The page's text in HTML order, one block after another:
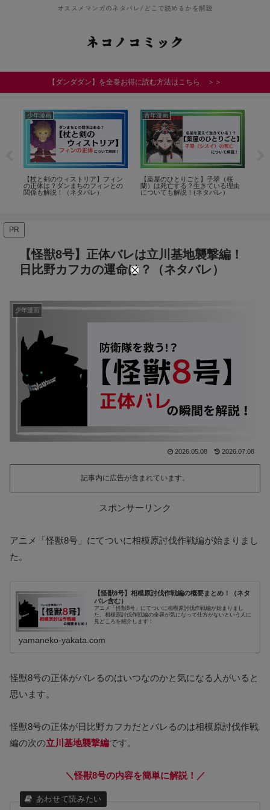
オススメマンガのネタバレ/どこで読めるかを解説
ネコノコミック
【ダンダダン】を全巻お得に読む方法はこちら ＞＞
少年漫画
【杖と剣のウィストリア】フィン
の正体は？ダンまちのフィンとの
関係も解説！（ネタバレ）
青年漫画
【薬屋のひとりごと】子翠（桜
蘭）は死亡する？生きている理由
についても解説！(ネタバレ）
PR
【怪獣8号】正体バレは立川基地襲撃編！
日比野カフカの運命は？（ネタバレ）
少年漫画
2026.05.08 2026.07.08
記事内に広告が含まれています。
スポンサーリンク
アニメ「怪獣8号」にてついに相模原討伐作戦編が始まりまし
た。
【怪獣8号】相模原討伐作戦編の概要まとめ！（ネタ
バレ含む）
アニメ「怪獣8号」にてついに相模原討伐作戦編が始まりまし
た。相模原討伐作戦編の全容が気になって仕方がないという人に
見どころを紹介します！
yamaneko-yakata.com
怪獣8号の正体がバレるのはいつなのかと気になる人がいると
思います。
怪獣8号の正体が日比野カフカだとバレるのは相模原討伐作戦
編の次の立川基地襲撃編です。
＼怪獣8号の内容を簡単に解説！／